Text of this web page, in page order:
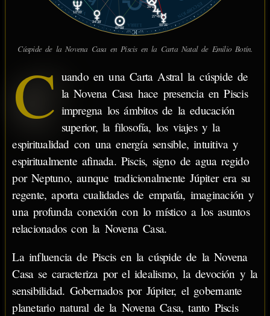
15°
IC
13'
VIRGO
LIBRA
ESCORPIÓN
07°08'
00°31'
24°38'
27°49'
13°03'
26°10'
Cúspide de la Novena Casa en Piscis en la Carta Natal de Emilio Botín.
C uando en una Carta Astral la cúspide de
la Novena Casa hace presencia en Piscis
impregna los ámbitos de la educación
superior, la filosofía, los viajes y la
espiritualidad con una energía sensible, intuitiva y
espiritualmente afinada. Piscis, signo de agua regido
por Neptuno, aunque tradicionalmente Júpiter era su
regente, aporta cualidades de empatía, imaginación y
una profunda conexión con lo místico a los asuntos
relacionados con la Novena Casa.
La influencia de Piscis en la cúspide de la Novena
Casa se caracteriza por el idealismo, la devoción y la
sensibilidad. Gobernados por Júpiter, el gobernante
planetario natural de la Novena Casa, tanto Piscis